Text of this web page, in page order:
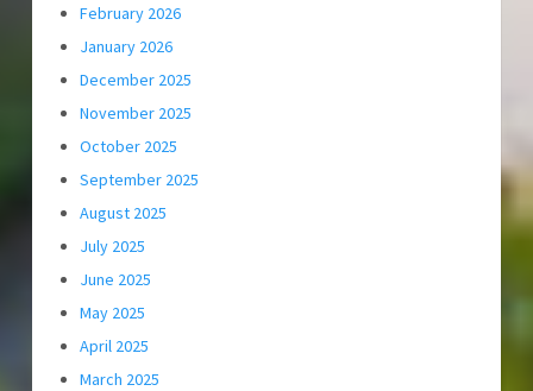
February 2026
January 2026
December 2025
November 2025
October 2025
September 2025
August 2025
July 2025
June 2025
May 2025
April 2025
March 2025